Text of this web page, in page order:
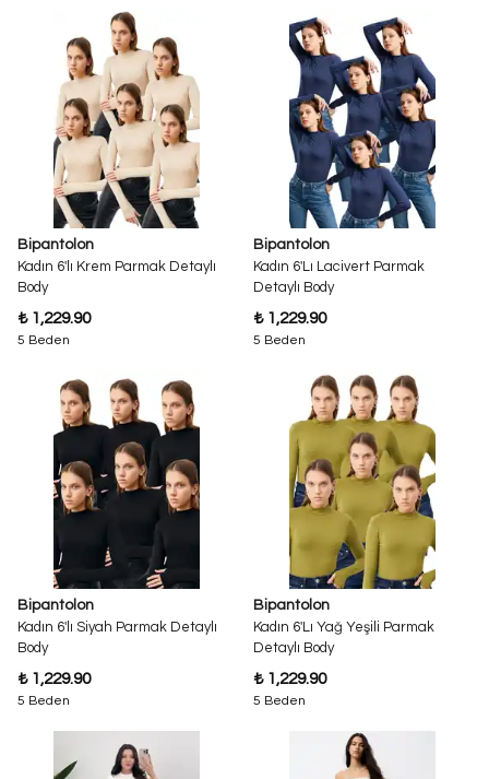
Bipantolon
Kadın 6'lı Krem Parmak Detaylı
Body
₺ 1,229.90
5 Beden
Bipantolon
Kadın 6'Lı Lacivert Parmak
Detaylı Body
₺ 1,229.90
5 Beden
Bipantolon
Kadın 6'lı Siyah Parmak Detaylı
Body
₺ 1,229.90
5 Beden
Bipantolon
Kadın 6'Lı Yağ Yeşili Parmak
Detaylı Body
₺ 1,229.90
5 Beden